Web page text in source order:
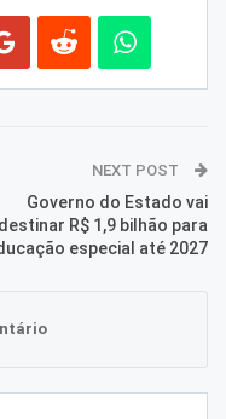
NEXT POST
Governo do Estado vai
destinar R$ 1,9 bilhão para
especial até 2027